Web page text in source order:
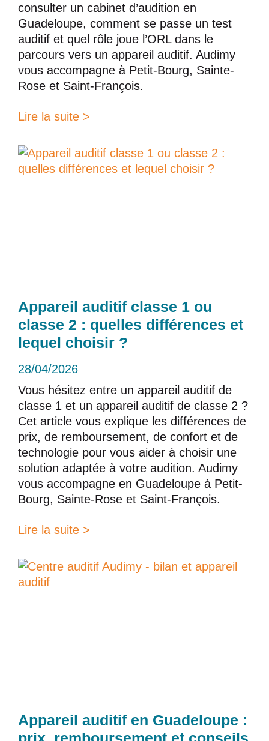
consulter un cabinet d’audition en
Guadeloupe, comment se passe un test
auditif et quel rôle joue l’ORL dans le
parcours vers un appareil auditif. Audimy
vous accompagne à Petit-Bourg, Sainte-
Rose et Saint-François.
Lire la suite >
Appareil auditif classe 1 ou
classe 2 : quelles différences et
lequel choisir ?
28/04/2026
Vous hésitez entre un appareil auditif de
classe 1 et un appareil auditif de classe 2 ?
Cet article vous explique les différences de
prix, de remboursement, de confort et de
technologie pour vous aider à choisir une
solution adaptée à votre audition. Audimy
vous accompagne en Guadeloupe à Petit-
Bourg, Sainte-Rose et Saint-François.
Lire la suite >
Appareil auditif en Guadeloupe :